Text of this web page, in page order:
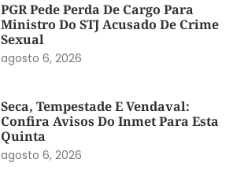
PGR Pede Perda De Cargo Para
Ministro Do STJ Acusado De Crime
Sexual
agosto 6, 2026
Seca, Tempestade E Vendaval:
Confira Avisos Do Inmet Para Esta
Quinta
agosto 6, 2026